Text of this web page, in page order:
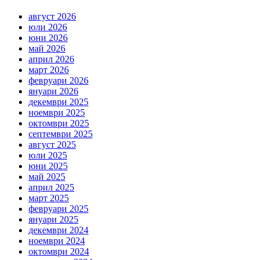
август 2026
юли 2026
юни 2026
май 2026
април 2026
март 2026
февруари 2026
януари 2026
декември 2025
ноември 2025
октомври 2025
септември 2025
август 2025
юли 2025
юни 2025
май 2025
април 2025
март 2025
февруари 2025
януари 2025
декември 2024
ноември 2024
октомври 2024